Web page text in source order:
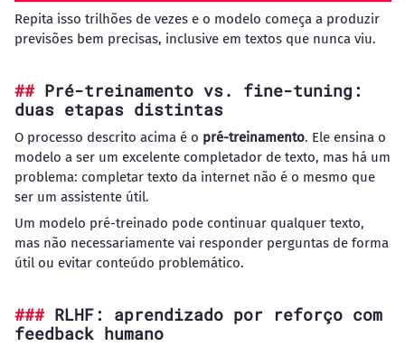
Repita isso trilhões de vezes e o modelo começa a produzir
previsões bem precisas, inclusive em textos que nunca viu.
Pré-treinamento vs. fine-tuning:
duas etapas distintas
O processo descrito acima é o pré-treinamento. Ele ensina o
modelo a ser um excelente completador de texto, mas há um
problema: completar texto da internet não é o mesmo que
ser um assistente útil.
Um modelo pré-treinado pode continuar qualquer texto,
mas não necessariamente vai responder perguntas de forma
útil ou evitar conteúdo problemático.
RLHF: aprendizado por reforço com
feedback humano